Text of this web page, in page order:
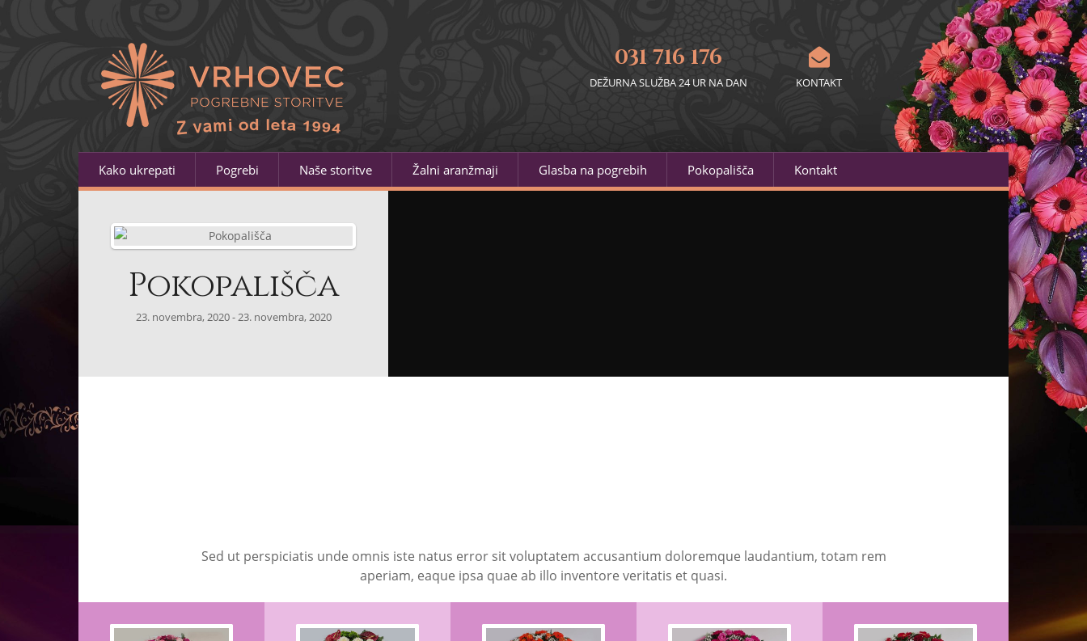
031 716 176
DEŽURNA SLUŽBA 24 UR NA DAN KONTAKT
Kako ukrepati Pogrebi Naše storitve Žalni aranžmaji Glasba na pogrebih Pokopališča Kontakt
Pokopališča
23. novembra, 2020 - 23. novembra, 2020
Sed ut perspiciatis unde omnis iste natus error sit voluptatem accusantium doloremque laudantium, totam rem
aperiam, eaque ipsa quae ab illo inventore veritatis et quasi.